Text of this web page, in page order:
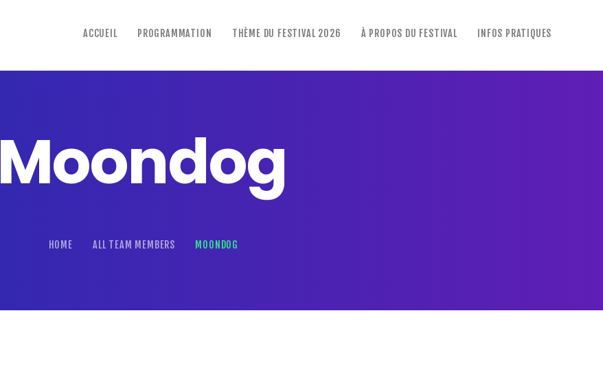
ACCUEIL PROGRAMMATION THÈME DU FESTIVAL 2026 À PROPOS DU FESTIVAL INFOS PRATIQUES
Moondog
HOME ALL TEAM MEMBERS MOONDOG
infos pratiques